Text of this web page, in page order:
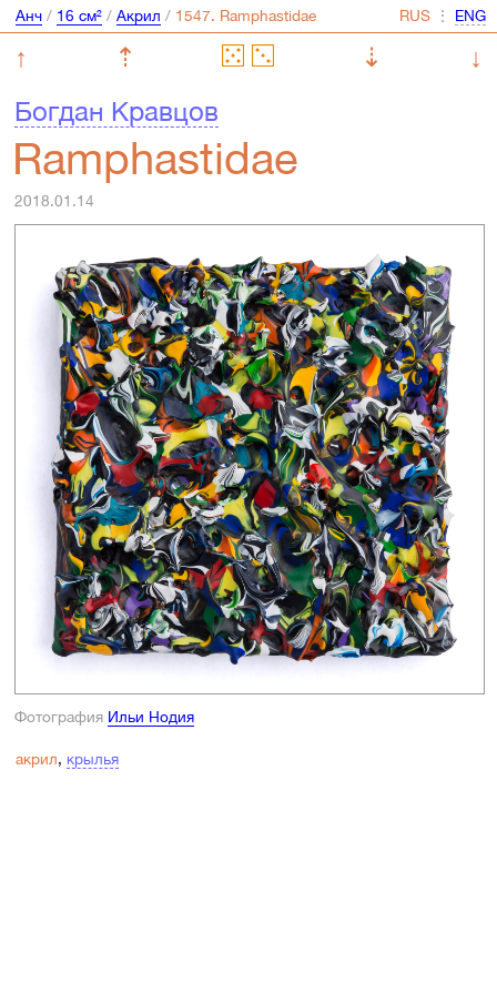
Анч/ 16 см²/ Акрил / ⋮
↑ ⇡ ⇣
↓
Богдан Кравцов
Ramphastidae
2018.01.14
Фотография Ильи Нодия
акрил, крылья